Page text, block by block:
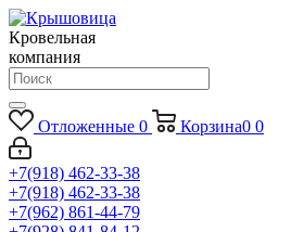
Кровельная
компания
Отложенные 0 Корзина0 0
+7(918) 462-33-38
+7(918) 462-33-38
+7(962) 861-44-79